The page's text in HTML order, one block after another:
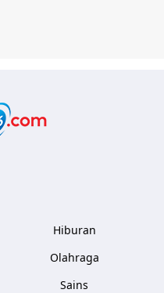
Hiburan
Olahraga
Sains